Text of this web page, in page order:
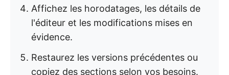
Affichez les horodatages, les détails de
l'éditeur et les modifications mises en
évidence.
Restaurez les versions précédentes ou
copiez des sections selon vos besoins.